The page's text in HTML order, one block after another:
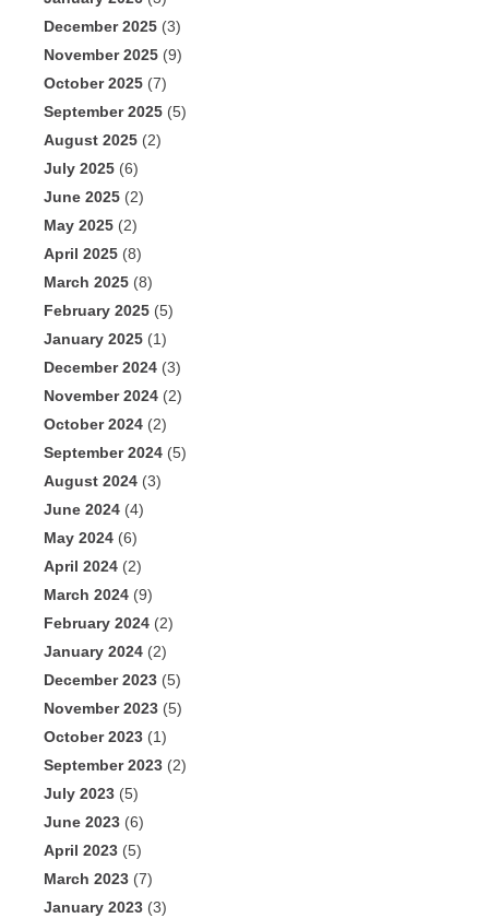
December 2025 (3)
November 2025 (9)
October 2025 (7)
September 2025 (5)
August 2025 (2)
July 2025 (6)
June 2025 (2)
May 2025 (2)
April 2025 (8)
March 2025 (8)
February 2025 (5)
January 2025 (1)
December 2024 (3)
November 2024 (2)
October 2024 (2)
September 2024 (5)
August 2024 (3)
June 2024 (4)
May 2024 (6)
April 2024 (2)
March 2024 (9)
February 2024 (2)
January 2024 (2)
December 2023 (5)
November 2023 (5)
October 2023 (1)
September 2023 (2)
July 2023 (5)
June 2023 (6)
April 2023 (5)
March 2023 (7)
January 2023 (3)